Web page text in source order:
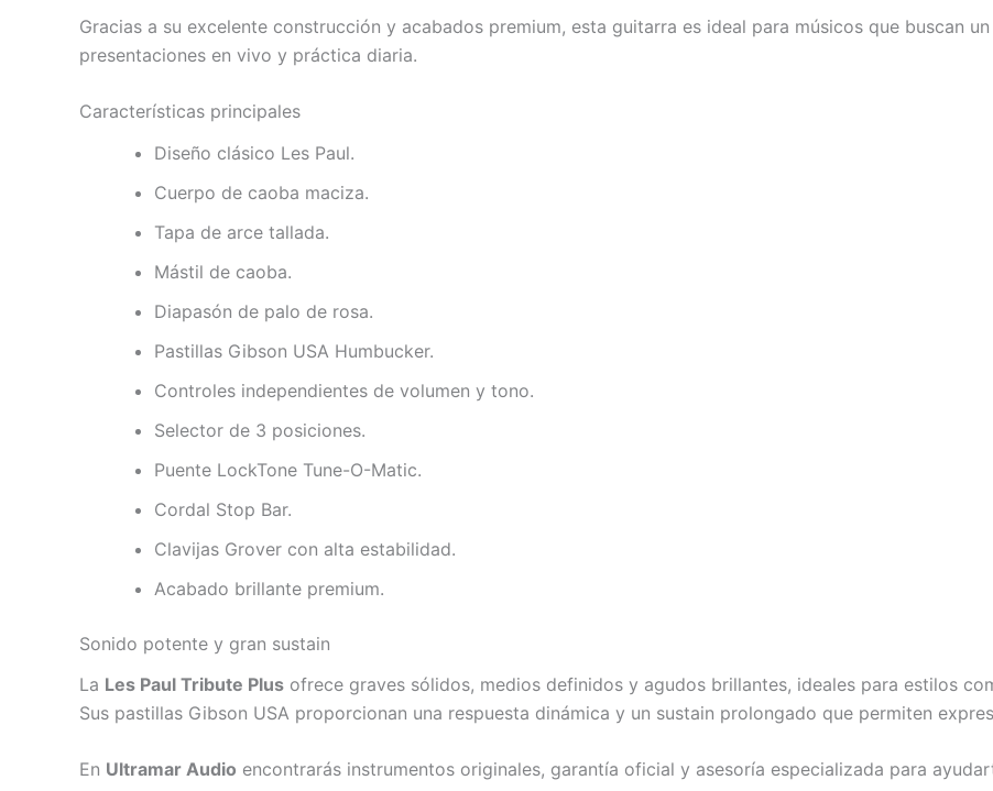
Gracias a su excelente construcción y acabados premium, esta guitarra es ideal para músicos que buscan
presentaciones en vivo y práctica diaria.
Características principales
Diseño clásico Les Paul.
Cuerpo de caoba maciza.
Tapa de arce tallada.
Mástil de caoba.
Diapasón de palo de rosa.
Pastillas Gibson USA Humbucker.
Controles independientes de volumen y tono.
Selector de 3 posiciones.
Puente LockTone Tune-O-Matic.
Cordal Stop Bar.
Clavijas Grover con alta estabilidad.
Acabado brillante premium.
Sonido potente y gran sustain
La Les Paul Tribute Plus ofrece graves sólidos, medios definidos y agudos brillantes, ideales para estilos
Sus pastillas Gibson USA proporcionan una respuesta dinámica y un sustain prolongado que permiten
En Ultramar Audio encontrarás instrumentos originales, garantía oficial y asesoría especializada para